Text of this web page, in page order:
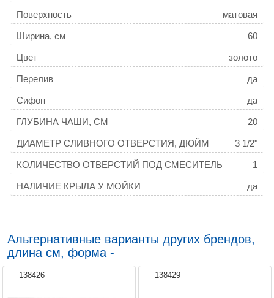
Поверхность матовая
Ширина, см 60
Цвет золото
Перелив да
Сифон да
ГЛУБИНА ЧАШИ, СМ 20
ДИАМЕТР СЛИВНОГО ОТВЕРСТИЯ, ДЮЙМ 3 1/2"
КОЛИЧЕСТВО ОТВЕРСТИЙ ПОД СМЕСИТЕЛЬ 1
НАЛИЧИЕ КРЫЛА У МОЙКИ да
Альтернативные варианты других брендов,
длина см, форма -
138426 138429